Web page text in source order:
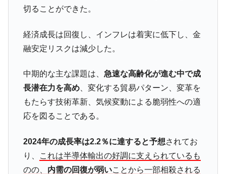
『Money1』
在韓米国大使スティールが着韓！⇒ さっそ
ドを掲げる「在韓反米勢力」
『Money1』
韓国政府「2035年までに18.4GW規模のAIデ
『Money1』
JPモルガン「韓国レバレッジETFの清算は
ほぼ終わった」
『Money1』
韓国『国民年金公団』株価暴落で200兆蒸
発。
ャンペーン」⇒ あの名物教授も登場！
『Money1』
韓国「橋が落ちました」⇒ 耐久性「なさす
ぎ」では。
切ることができた。
経済成長は回復し、インフレは着実に低下し、金
融安定リスクは減少した。
中期的な主な課題は、 急速な高齢化が進む中で成
長潜在力を高め、変化する貿易パターン、変革を
もたらす技術革新、気候変動による脆弱性への適
応を図ることである。
2024年の成長率は2.2％に達すると予想されてお
り、
これは半導体輸出の好調に支えられているも
のの、 内需の回復が弱いことから一部相殺される